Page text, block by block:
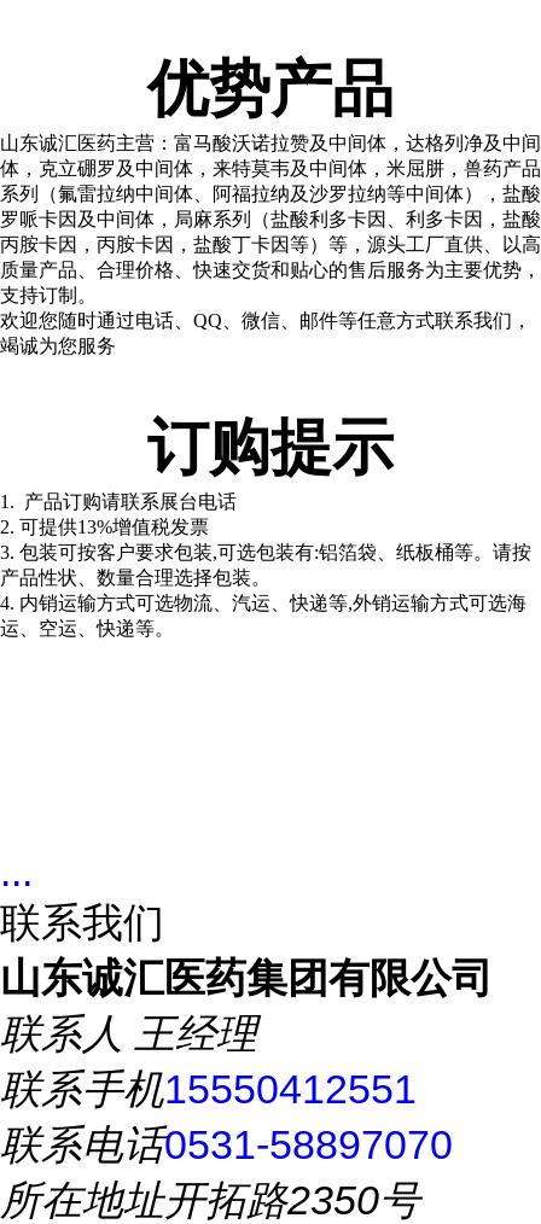
优势产品
山东诚汇医药主营：富马酸沃诺拉赞及中间体，达格列净及中间
体，克立硼罗及中间体，来特莫韦及中间体，米屈肼，兽药产品
系列（氟雷拉纳中间体、阿福拉纳及沙罗拉纳等中间体），盐酸
罗哌卡因及中间体，局麻系列（盐酸利多卡因、利多卡因，盐酸
丙胺卡因，丙胺卡因，盐酸丁卡因等）等，源头工厂直供、以高
质量产品、合理价格、快速交货和贴心的售后服务为主要优势，
支持订制。
欢迎您随时通过电话、QQ、微信、邮件等任意方式联系我们，
竭诚为您服务
订购提示
1. 产品订购请联系展台电话
2. 可提供13%增值税发票
3. 包装可按客户要求包装,可选包装有:铝箔袋、纸板桶等。请按
产品性状、数量合理选择包装。
4. 内销运输方式可选物流、汽运、快递等,外销运输方式可选海
运、空运、快递等。
...
联系我们
山东诚汇医药集团有限公司
联系人 王经理
联系手机15550412551
联系电话0531-58897070
所在地址开拓路2350号